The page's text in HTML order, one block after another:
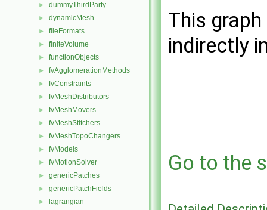
► dummyThirdParty
► dynamicMesh
► fileFormats
► finiteVolume
► functionObjects
► fvAgglomerationMethods
► fvConstraints
► fvMeshDistributors
► fvMeshMovers
► fvMeshStitchers
► fvMeshTopoChangers
► fvModels
► fvMotionSolver
► genericPatches
► genericPatchFields
► lagrangian
This
indirectly
Go to the